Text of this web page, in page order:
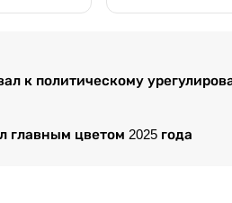
к политическому
главным цветом 2025 года